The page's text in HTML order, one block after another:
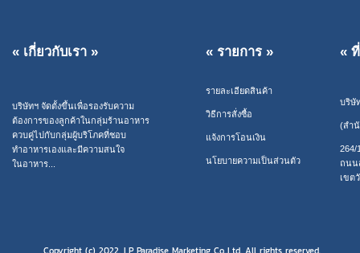
« เกี่ยวกับเรา » « รายการ » «
บริษัทฯ จัดตั้งขึ้นเพื่อรองรับความ
ต้องการของลูกค้าในกลุ่มร้านอาหาร
ควบคู่ไปกับกลุ่มผู้บริโภคที่ชอบ
ทำอาหารเองและมีความสนใจ
ในอาหาร...
รายละเอียดสินค้า
วิธีการสั่งซื้อ
แจ้งการโอนเงิน
นโยบายความเป็นส่วนตัว
บริษั
(สำ
264/
ถนน
เขต
Copyright (c) 2022. LP Paradise Marketing Co.,Ltd. All rights reserved.